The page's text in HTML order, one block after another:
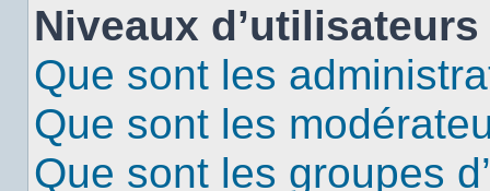
Niveaux
Que sont les
Que sont les
Que sont les groupes